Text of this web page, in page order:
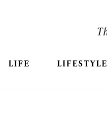
LIFE LIFESTYLE